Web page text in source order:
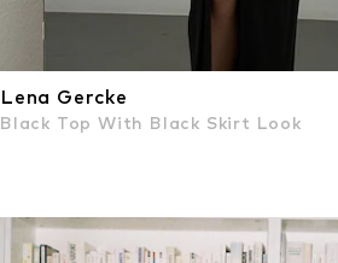
Lena Gercke
Black Top With Black Skirt Look